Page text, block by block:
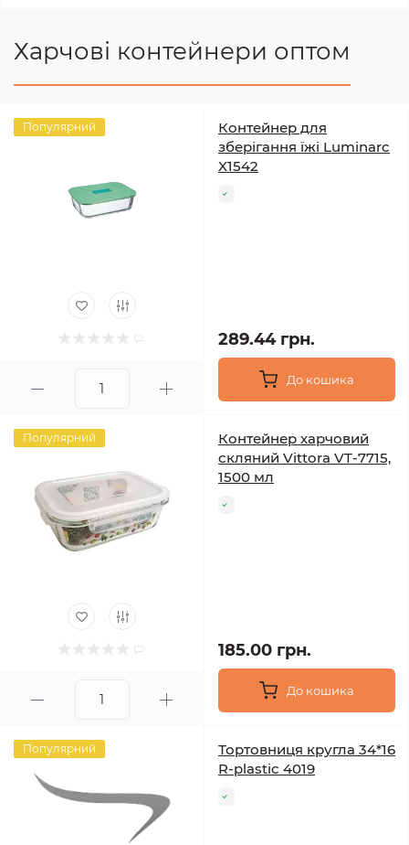
Харчові контейнери оптом
Популярний
Контейнер для
зберігання їжі Luminarc
X1542
289.44 грн.
До кошика
Популярний
Контейнер харчовий
скляний Vittora VT-7715,
1500 мл
185.00 грн.
До кошика
Популярний
Тортовниця кругла 34*16
R-plastic 4019